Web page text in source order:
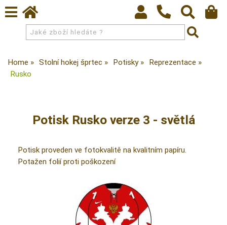
Home Stolní hokej šprtec Potisky
Reprezentace
Rusko
Potisk Rusko verze 3 - světlá
Potisk proveden ve fotokvalitě na kvalitním papíru.
Potažen folií proti poškození